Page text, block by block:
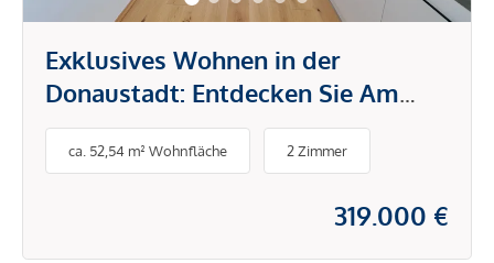
Exklusives Wohnen in der
Donaustadt: Entdecken Sie Am
Bienefeld!
ca. 52,54 m² Wohnfläche 2 Zimmer
319.000 €